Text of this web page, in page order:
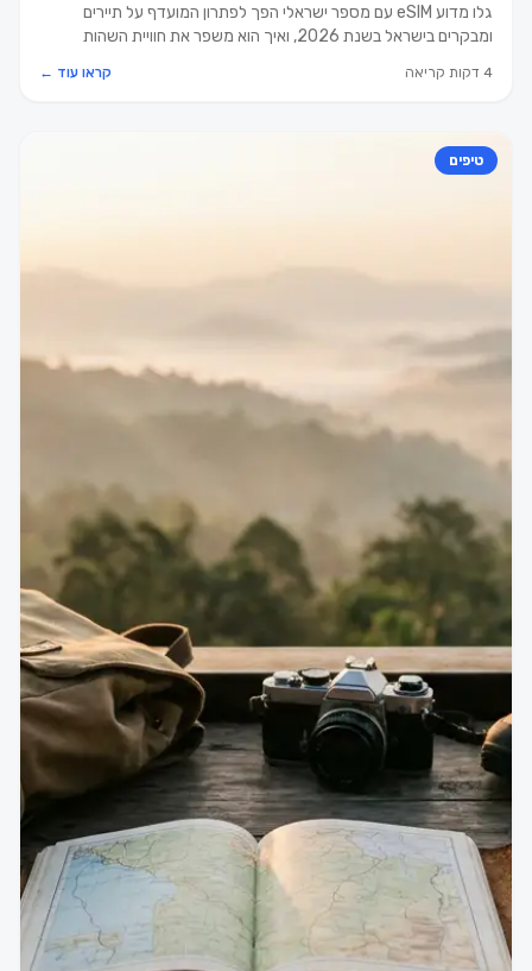
גלו מדוע eSIM עם מספר ישראלי הפך לפתרון המועדף על תיירים
ומבקרים בישראל בשנת 2026, ואיך הוא משפר את חוויית השהות
4 דקות קריאה קראו עוד ←
טיפים